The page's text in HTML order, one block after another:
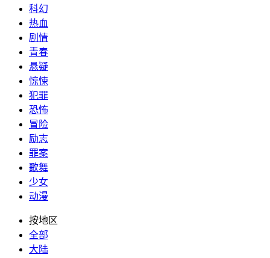
科幻
热血
剧情
青春
悬疑
惊悚
犯罪
恐怖
冒险
励志
罪案
歌舞
少女
动漫
按地区
全部
大陆